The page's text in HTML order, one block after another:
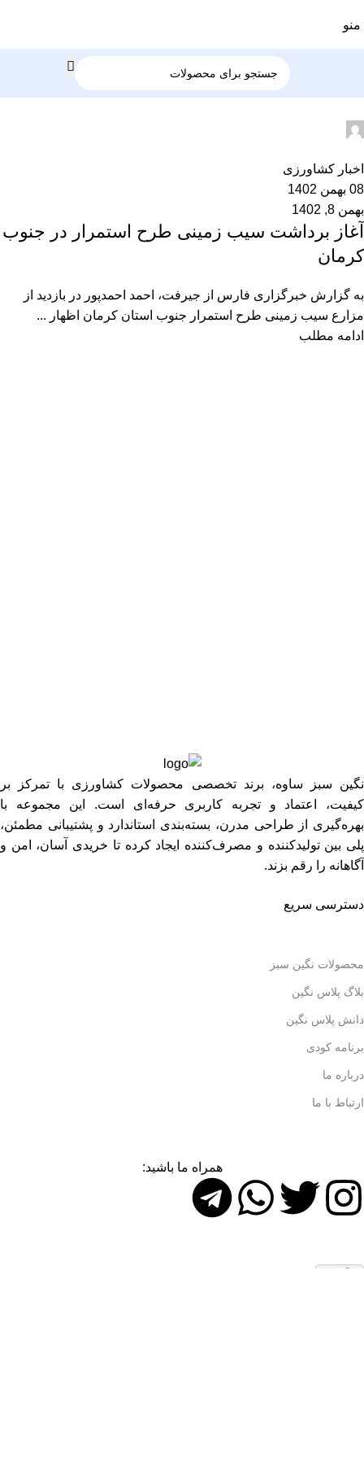
منو
اخبار کشاورزی
08 بهمن 1402
بهمن 8, 1402
آغاز برداشت سیب زمینی طرح استمرار در جنوب
کرمان
به گزارش خبرگزاری فارس از جیرفت، احمد احمدپور در بازدید از
مزارع سیب زمینی طرح استمرار جنوب استان کرمان اظهار ...
ادامه مطلب
نگین سبز ساوه، برند تخصصی محصولات کشاورزی با تمرکز بر
کیفیت، اعتماد و تجربه کاربری حرفه‌ای است. این مجموعه با
بهره‌گیری از طراحی مدرن، بسته‌بندی استاندارد و پشتیبانی مطمئن،
پلی بین تولیدکننده و مصرف‌کننده ایجاد کرده تا خریدی آسان، امن و
آگاهانه را رقم بزند.
دسترسی سریع
محصولات نگین سبز
بلاگ پلاس نگین
دانش پلاس نگین
برنامه کودی
درباره ما
ارتباط با ما
همراه ما باشید: